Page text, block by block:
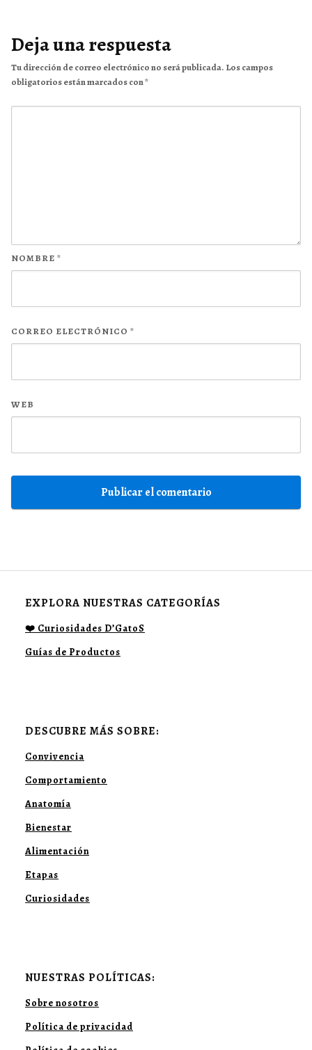
Deja una respuesta
Tu dirección de correo electrónico no será publicada. Los campos
obligatorios están marcados con*
NOMBRE *
CORREO ELECTRÓNICO *
WEB
EXPLORA NUESTRAS CATEGORÍAS
❤️ Curiosidades D’GatoS
Guías de Productos
DESCUBRE MÁS SOBRE:
Convivencia
Comportamiento
Anatomía
Bienestar
Alimentación
Etapas
Curiosidades
NUESTRAS POLÍTICAS:
Sobre nosotros
Política de privacidad